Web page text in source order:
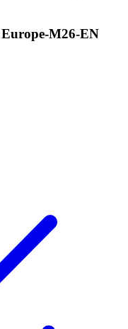
M26-EN